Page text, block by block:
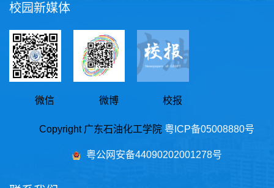
校园新媒体
微信 微博 校报
Copyright 广东石油化工学院 粤ICP备05008880号
粤公网安备44090202001278号